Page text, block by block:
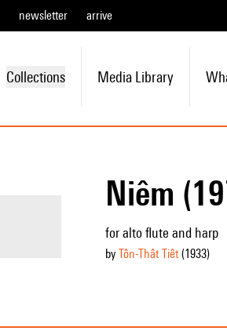
newsletter arrive
Collections Media Library
Niêm
for alto flute and harp
by Tôn-Thât Tiêt(1933)